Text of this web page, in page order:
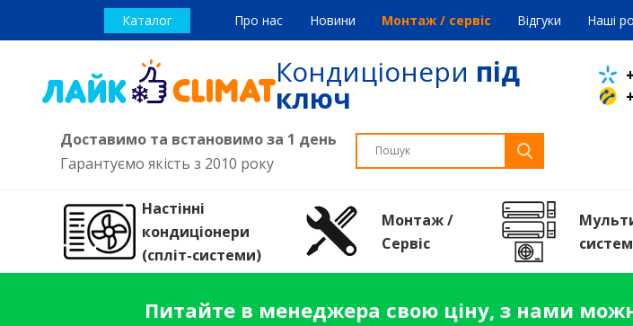
Каталог Про нас Новини Монтаж / сервіс Відгуки Наші
Кондиціонери під
ключ
Доставимо та встановимо за 1 день
Гарантуємо якість з 2010 року
Настінні
кондиціонери
(спліт-системи)
Монтаж /
Сервiс
Питайте в менеджера свою ціну, з нами